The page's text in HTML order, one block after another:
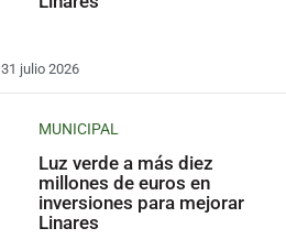
31 julio 2026
MUNICIPAL
Luz verde a más diez
millones de euros en
inversiones para mejorar
Linares